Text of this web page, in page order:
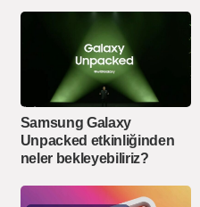
Samsung Galaxy
Unpacked etkinliğinden
neler bekleyebiliriz?